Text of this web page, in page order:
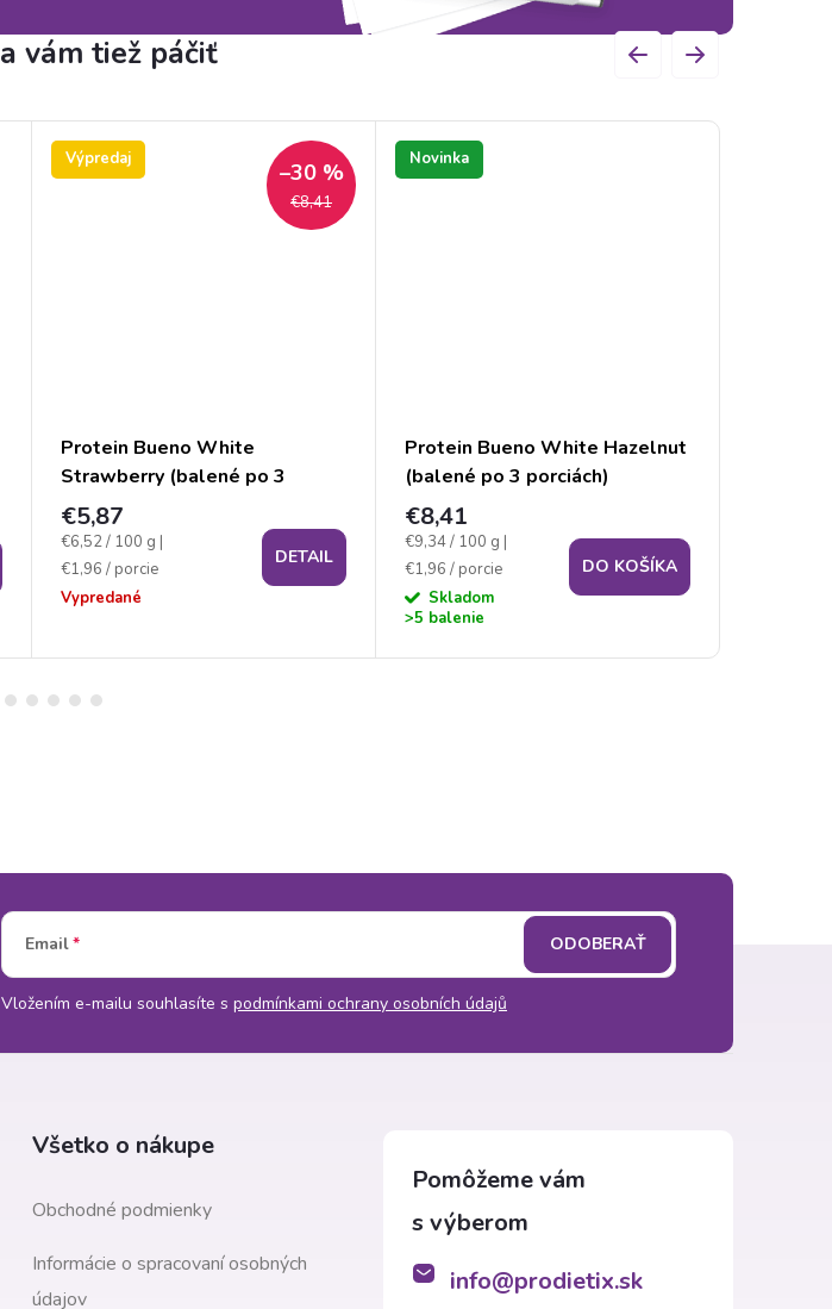
Výpredaj
€8,41
–30 %
Protein Bueno White
Strawberry (balené po 3
porciách)
€5,87
Jednotková
cena:
€6,52 / 100 g |
€1,96 / porcie
Vypredané
DETAIL
Novinka
Protein Bueno White Hazelnut
(balené po 3 porciách)
€8,41
Jednotková
cena:
€9,34 / 100 g |
€1,96 / porcie
Skladom
>5 balenie
DO KOŠÍKA
Email
Vložením e-mailu souhlasíte s podmínkami ochrany osobních údajů
ODOBERAŤ
Všetko o nákupe
Obchodné podmienky
Informácie o spracovaní osobných
údajov
info@prodietix.sk